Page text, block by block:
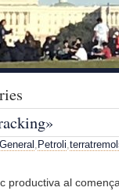
General , Petroli,
productiva al